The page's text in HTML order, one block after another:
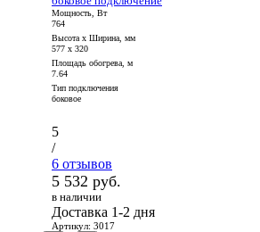
Мощность, Вт
764
Высота x Ширина, мм
577 x 320
Площадь обогрева, м
7.64
Тип подключения
боковое
5
/
6 отзывов
5 532 руб.
в наличии
Доставка 1-2 дня
Артикул: 3017